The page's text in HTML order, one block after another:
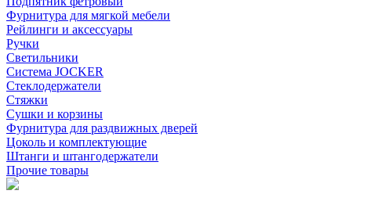
Фурнитура для мягкой мебели
Рейлинги и аксессуары
Ручки
Светильники
Система JOCKER
Стеклодержатели
Стяжки
Сушки и корзины
Фурнитура для раздвижных дверей
Цоколь и комплектующие
Штанги и штангодержатели
Прочие товары